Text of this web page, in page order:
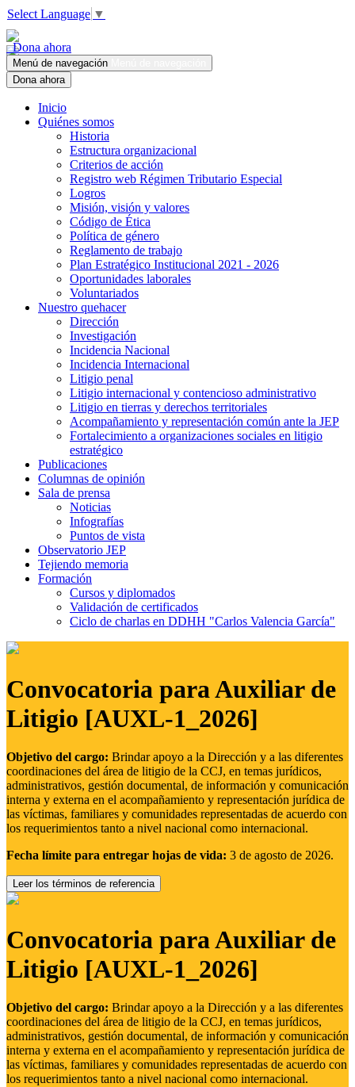
Select Language ▼
Dona ahora
Menú de navegación
Dona ahora
Inicio
Quiénes somos
Historia
Estructura organizacional
Criterios de acción
Registro web Régimen Tributario Especial
Logros
Misión, visión y valores
Código de Ética
Política de género
Reglamento de trabajo
Plan Estratégico Institucional 2021 - 2026
Oportunidades laborales
Voluntariados
Nuestro quehacer
Dirección
Investigación
Incidencia Nacional
Incidencia Internacional
Litigio penal
Litigio internacional y contencioso administrativo
Litigio en tierras y derechos territoriales
Acompañamiento y representación común ante la JEP
Fortalecimiento a organizaciones sociales en litigio
estratégico
Publicaciones
Columnas de opinión
Sala de prensa
Noticias
Infografías
Puntos de vista
Observatorio JEP
Tejiendo memoria
Formación
Cursos y diplomados
Validación de certificados
Ciclo de charlas en DDHH "Carlos Valencia García"
Convocatoria para Auxiliar de
Litigio [AUXL-1_2026]
Objetivo del cargo: Brindar apoyo a la Dirección y a las diferentes
coordinaciones del área de litigio de la CCJ, en temas jurídicos,
administrativos, gestión documental, de información y comunicación
interna y externa en el acompañamiento y representación jurídica de
las víctimas, familiares y comunidades representadas de acuerdo con
los requerimientos tanto a nivel nacional como internacional.
Fecha límite para entregar hojas de vida: 3 de agosto de 2026.
Leer los términos de referencia
Convocatoria para Auxiliar de
Litigio [AUXL-1_2026]
Objetivo del cargo: Brindar apoyo a la Dirección y a las diferentes
coordinaciones del área de litigio de la CCJ, en temas jurídicos,
administrativos, gestión documental, de información y comunicación
interna y externa en el acompañamiento y representación jurídica de
las víctimas, familiares y comunidades representadas de acuerdo con
los requerimientos tanto a nivel nacional como internacional.